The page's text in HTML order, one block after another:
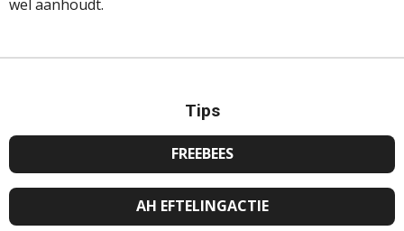
wel aanhoudt.
Tips
FREEBEES
AH EFTELINGACTIE